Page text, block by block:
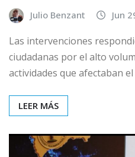
Julio Benzant Jun
Las intervenciones
ciudadanas por el alto
actividades que afectaban
LEER MÁS